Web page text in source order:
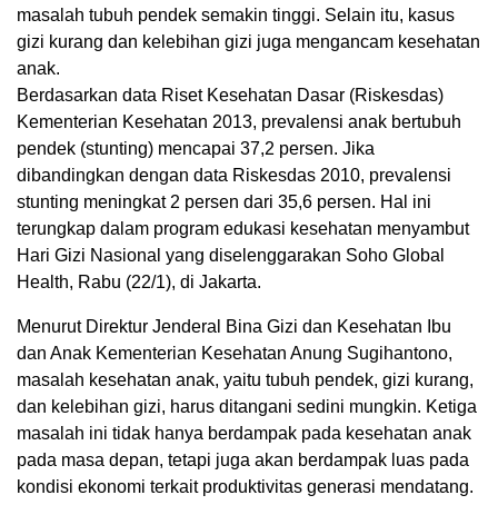
masalah tubuh pendek semakin tinggi. Selain itu, kasus
gizi kurang dan kelebihan gizi juga mengancam kesehatan
anak.
Berdasarkan data Riset Kesehatan Dasar (Riskesdas)
Kementerian Kesehatan 2013, prevalensi anak bertubuh
pendek (stunting) mencapai 37,2 persen. Jika
dibandingkan dengan data Riskesdas 2010, prevalensi
stunting meningkat 2 persen dari 35,6 persen. Hal ini
terungkap dalam program edukasi kesehatan menyambut
Hari Gizi Nasional yang diselenggarakan Soho Global
Health, Rabu (22/1), di Jakarta.
Menurut Direktur Jenderal Bina Gizi dan Kesehatan Ibu
dan Anak Kementerian Kesehatan Anung Sugihantono,
masalah kesehatan anak, yaitu tubuh pendek, gizi kurang,
dan kelebihan gizi, harus ditangani sedini mungkin. Ketiga
masalah ini tidak hanya berdampak pada kesehatan anak
pada masa depan, tetapi juga akan berdampak luas pada
kondisi ekonomi terkait produktivitas generasi mendatang.